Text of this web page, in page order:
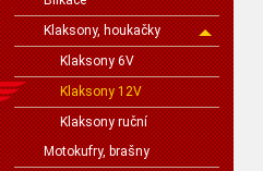
Klaksony, houkačky
Klaksony 6V
Klaksony 12V
Klaksony ruční
Motokufry, brašny